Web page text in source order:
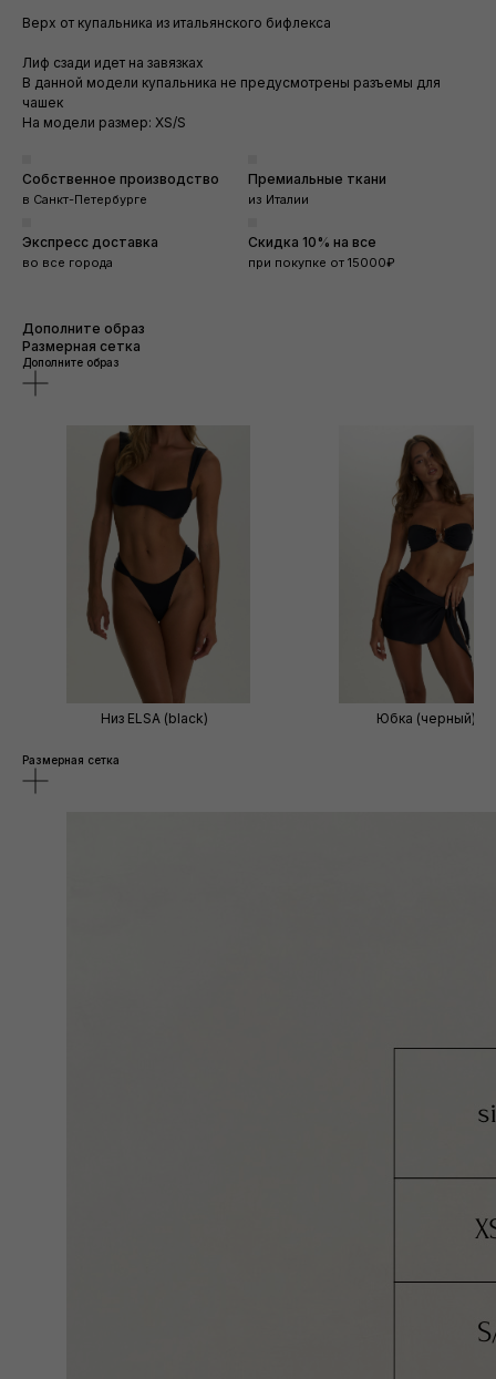
Верх от купальника из итальянского бифлекса
Лиф сзади идет на завязках
В данной модели купальника не предусмотрены разъемы для
чашек
На модели размер: XS/S
Собственное производство
в Санкт-Петербурге
Премиальные ткани
из Италии
Экспресс доставка
во все города
Скидка 10% на все
при покупке от 15000₽
Дополните образ
Размерная сетка
Дополните образ
Низ ELSA (black) Юбка (черный)
Размерная сетка